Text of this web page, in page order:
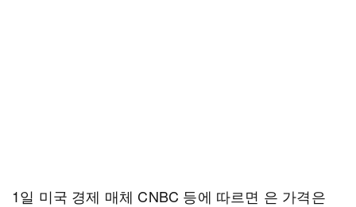
1일 미국 경제 매체 CNBC 등에 따르면 은 가격은